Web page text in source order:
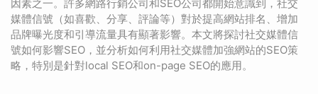
因素之一。許多網路行銷公司和SEO公司都開始意識到，社交
媒體信號（如喜歡、分享、評論等）對於提高網站排名、增加
品牌曝光度和引導流量具有顯著影響。本文將探討社交媒體信
號如何影響SEO，並分析如何利用社交媒體加強網站的SEO策
略，特別是針對local SEO和on-page SEO的應用。